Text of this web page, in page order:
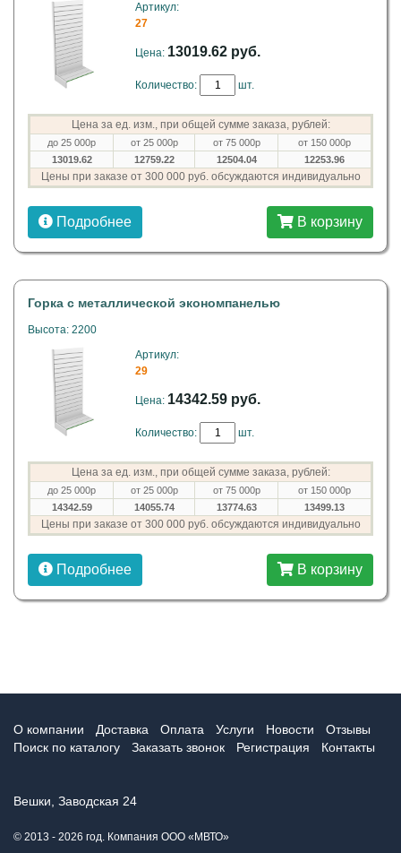
Артикул:
27
Цена: 13019.62 руб.
Количество: шт.
Цена за ед. изм., при общей сумме заказа, рублей:
до 25 000р от 25 000р от 75 000р
от 150 000р
13019.62
12759.22 12504.04 12253.96
Цены при заказе от 300 000 руб. обсуждаются индивидуально
Подробнее В корзину
Горка с металлической экономпанелью
Высота: 2200
Артикул:
29
Цена: 14342.59 руб.
Количество: шт.
Цена за ед. изм., при общей сумме заказа, рублей:
до 25 000р от 25 000р от 75 000р
от 150 000р
14342.59
14055.74 13774.63 13499.13
Цены при заказе от 300 000 руб. обсуждаются индивидуально
Подробнее В корзину
О компании Доставка Оплата Услуги Новости
Отзывы
Поиск по каталогу
Заказать звонок Регистрация Контакты
Вешки, Заводская 24
© 2013 - 2026 год. Компания ООО «МВТО»